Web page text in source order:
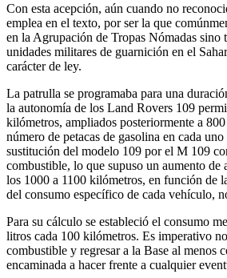
Con esta acepción, aún cuando no
emplea en el texto, por ser la que
en la Agrupación de Tropas Nómadas sino
unidades militares de guarnición en el
carácter de ley.
La patrulla se programaba para una
la autonomía de los Land Rovers 109
kilómetros, ampliados posteriormente a
número de petacas de gasolina en cada
sustitución del modelo 109 por el M 109
combustible, lo que supuso un aumento de
los 1000 a 1100 kilómetros, en función de
del consumo específico de cada vehículo,
Para su cálculo se estableció el consumo
litros cada 100 kilómetros. Es imperativo
combustible y regresar a la Base al menos
encaminada a hacer frente a cualquier